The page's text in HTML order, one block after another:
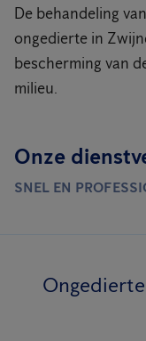
De behandeling
ongedierte in
bescherming van
milieu.
Onze
SNEL EN